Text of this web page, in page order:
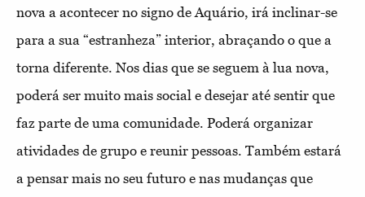
nova a acontecer no signo de Aquário, irá inclinar-se
para a sua “estranheza” interior, abraçando o que a
torna diferente. Nos dias que se seguem à lua nova,
poderá ser muito mais social e desejar até sentir que
faz parte de uma comunidade. Poderá organizar
atividades de grupo e reunir pessoas. Também estará
a pensar mais no seu futuro e nas mudanças que